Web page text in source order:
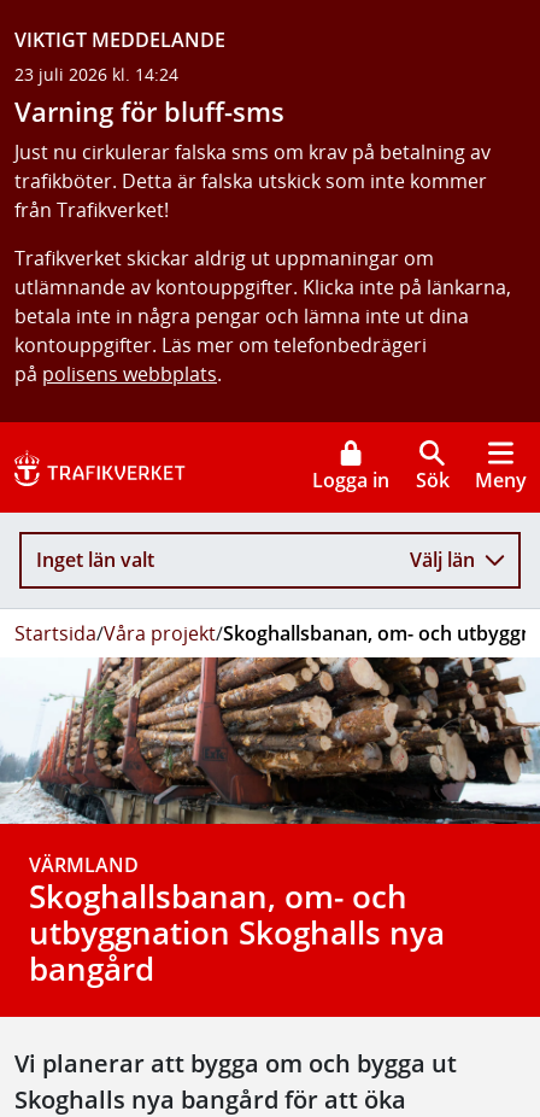
VIKTIGT MEDDELANDE
23 juli 2026 kl. 14:24
Varning för bluff-sms
Just nu cirkulerar falska sms om krav på betalning av
trafikböter. Detta är falska utskick som inte kommer
från Trafikverket!
Trafikverket skickar aldrig ut uppmaningar om
utlämnande av kontouppgifter. Klicka inte på länkarna,
betala inte in några pengar och lämna inte ut dina
kontouppgifter. Läs mer om telefonbedrägeri
på polisens webbplats.
Logga in Sök Meny
Inget län valt Välj län
Startsida/Våra projekt/Skoghallsbanan, om- och
VÄRMLAND
Skoghallsbanan, om- och
utbyggnation Skoghalls nya
bangård
Vi planerar att bygga om och bygga ut
Skoghalls nya bangård för att öka